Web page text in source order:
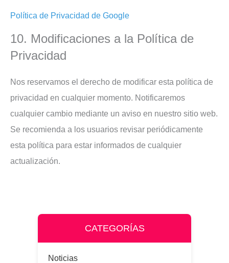
Política de Privacidad de Google
10. Modificaciones a la Política de
Privacidad
Nos reservamos el derecho de modificar esta política de
privacidad en cualquier momento. Notificaremos
cualquier cambio mediante un aviso en nuestro sitio web.
Se recomienda a los usuarios revisar periódicamente
esta política para estar informados de cualquier
actualización.
CATEGORÍAS
Noticias